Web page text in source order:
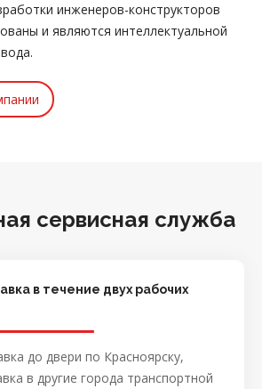
инженеров-конструкторов
и являются интеллектуальной
сервисная служба
в течение двух рабочих
до двери по Красноярску,
в другие города транспортной